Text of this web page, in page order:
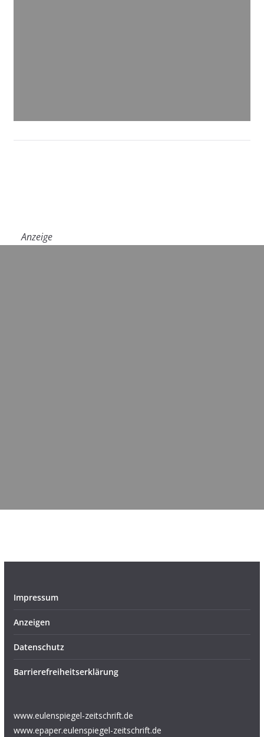
Anzeige
Impressum
Anzeigen
Datenschutz
Barrierefreiheitserklärung
www.eulenspiegel-zeitschrift.de
www.epaper.eulenspiegel-zeitschrift.de